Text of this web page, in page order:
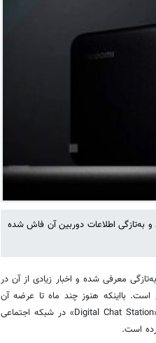
می‌رسد و به‌تازگی اطلاعات دوربین آن فاش شده
به گزارش خبرگزاری خبرآنلاین و براساس گزارش دیجیاتو، سری شیائومی ۱۵ به‌تازگی معرفی شده و اخبار زیادی از آن در
می‌شود. بازار شایعات هم شیائومی ۱۵ اولترا داغ است. بااینکه هنوز چند ماه تا عرضه آن
باقی‌مانده، منظم جزئیات جدیدی به بیرون درز می‌کند. حالا حساب کاربری «Digital Chat Station» در شبکه اجتماعی